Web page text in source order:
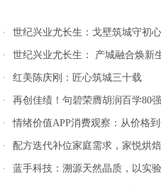
· 世纪兴业尤长生：戈壁筑城守初心
· 世纪兴业尤长生： 产城融合焕新
· 红美陈庆刚：匠心筑城三十载
· 再创佳绩！句碧荣膺胡润百学80
· 情绪价值APP消费观察：从价格
· 配方迭代补位家庭需求，家悦烘
· 蓝手科技：溯源天然晶质，以实